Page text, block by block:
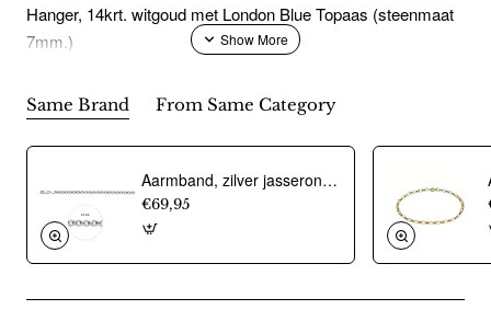
Hanger, 14krt. witgoud met London Blue Topaas (steenmaat
7mm.)
Same Brand From Same Category
Aarmband, zilver jasseron 4,5mm. (lengte 18cm.) - 10274
€69,95